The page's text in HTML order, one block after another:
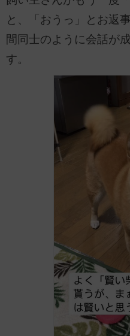
と、「おうっ」とお返
間同士のように会話が
す。